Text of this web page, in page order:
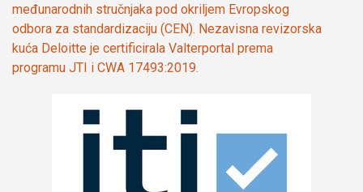
međunarodnih stručnjaka pod okriljem Evropskog
odbora za standardizaciju (CEN). Nezavisna revizorska
kuća Deloitte je certificirala Valterportal prema
programu JTI i CWA 17493:2019.